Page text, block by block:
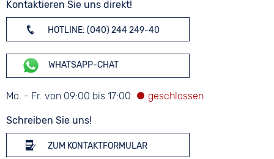
Kontaktieren Sie uns direkt!
HOTLINE: (040) 244 249-40
WHATSAPP-CHAT
Mo. - Fr. von 09:00 bis 17:00
Schreiben Sie uns!
ZUM KONTAKTFORMULAR